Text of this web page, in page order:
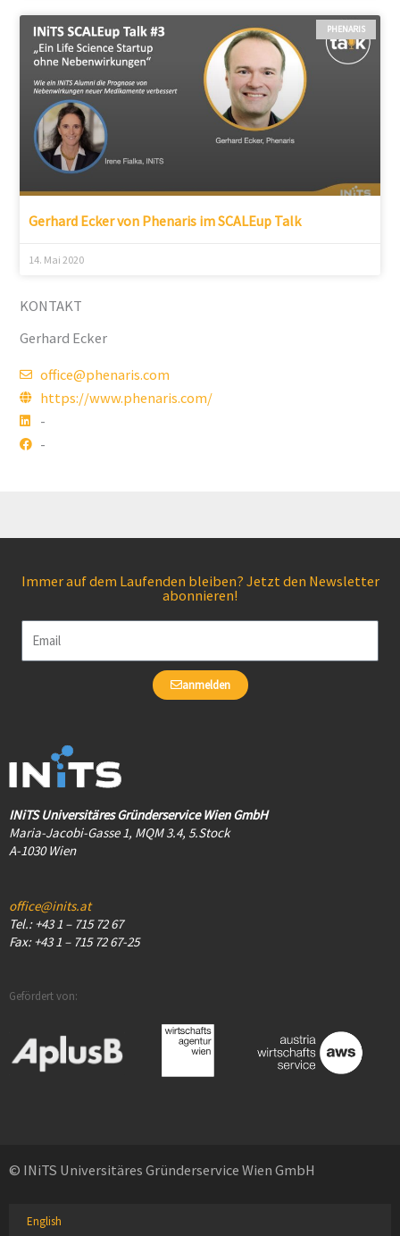
PHENARIS
Gerhard Ecker von Phenaris im SCALEup Talk
14. Mai 2020
KONTAKT
Gerhard Ecker
office@phenaris.com
https://www.phenaris.com/
-
-
Immer auf dem Laufenden bleiben? Jetzt den Newsletter
abonnieren!
Email
anmelden
INiTS Universitäres Gründerservice Wien GmbH
Maria-Jacobi-Gasse 1, MQM 3.4, 5.Stock
A-1030 Wien
office@inits.at
Tel.: +43 1 – 715 72 67
Fax: +43 1 – 715 72 67-25
Gefördert von:
© INiTS Universitäres Gründerservice Wien GmbH
English